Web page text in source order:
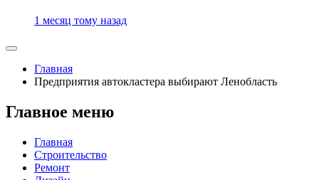
1 месяц тому назад
Главная
Предприятия автокластера выбирают Ленобласть
Главное меню
Главная
Строительство
Ремонт